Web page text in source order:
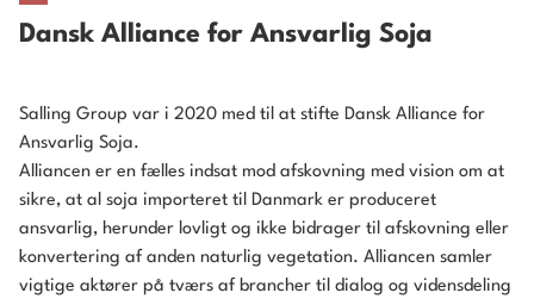
Dansk Alliance for Ansvarlig Soja
Salling Group var i 2020 med til at stifte Dansk Alliance for
Ansvarlig Soja.
Alliancen er en fælles indsat mod afskovning med vision om at
sikre, at al soja importeret til Danmark er produceret
ansvarlig, herunder lovligt og ikke bidrager til afskovning eller
konvertering af anden naturlig vegetation. Alliancen samler
vigtige aktører på tværs af brancher til dialog og vidensdeling